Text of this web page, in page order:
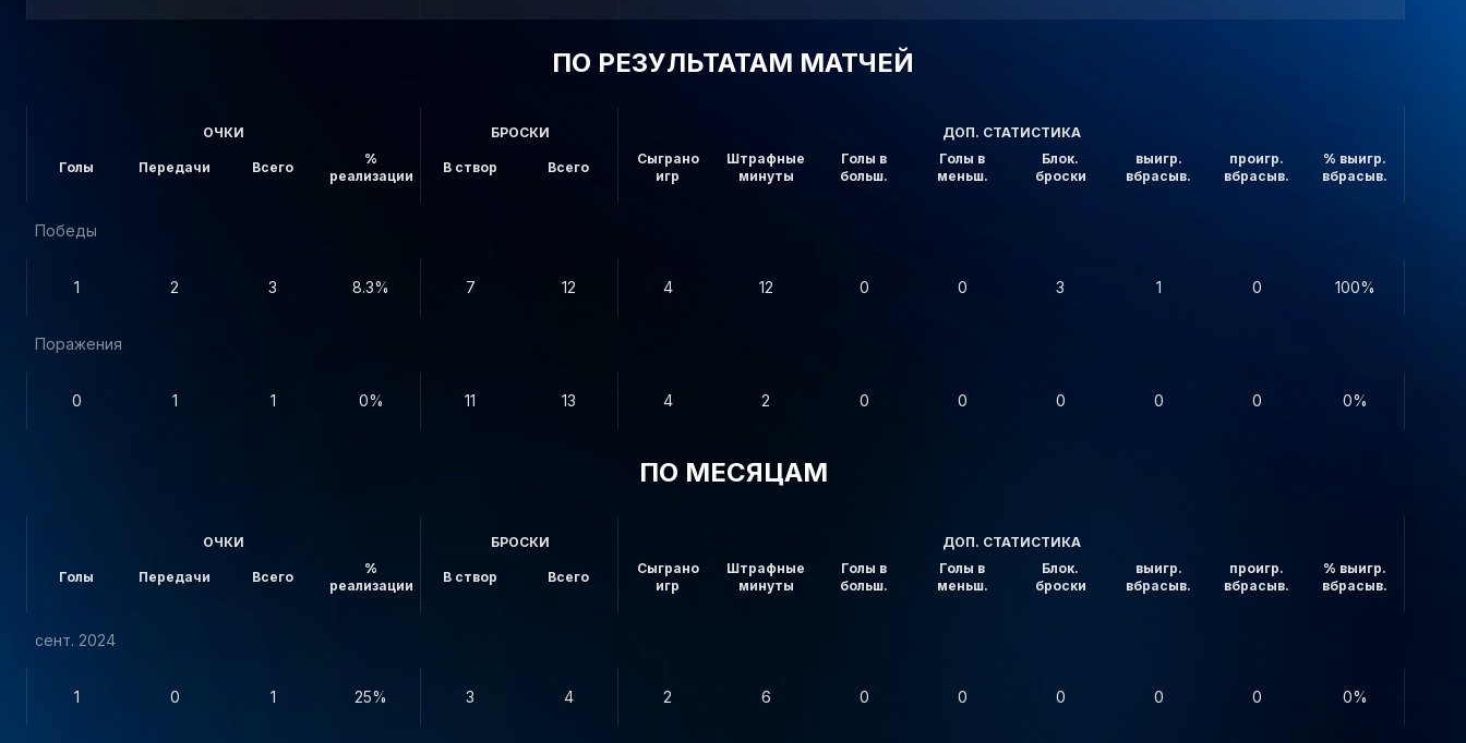
ПО РЕЗУЛЬТАТАМ МАТЧЕЙ
ОЧКИ
Голы Передачи Всего
%
реализации
БРОСКИ
В створ Всего
ДОП. СТАТИСТИКА
Сыграно
игр
Штрафные
минуты
Голы в
больш.
Голы в
меньш.
Блок.
броски
выигр.
вбрасыв.
проигр.
вбрасыв.
% выигр.
вбрасыв.
Победы
1 2 3 8.3% 7 12 4 12 0 0 3 1 0 100%
Поражения
0 1 1 0% 11 13 4 2 0 0 0 0 0 0%
ПО МЕСЯЦАМ
ОЧКИ
Голы Передачи Всего
%
реализации
БРОСКИ
В створ Всего
ДОП. СТАТИСТИКА
Сыграно
игр
Штрафные
минуты
Голы в
больш.
Голы в
меньш.
Блок.
броски
выигр.
вбрасыв.
проигр.
вбрасыв.
% выигр.
вбрасыв.
сент. 2024
1 0 1 25% 3 4 2 6 0 0 0 0 0 0%